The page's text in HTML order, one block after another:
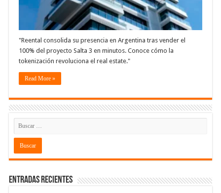
"Reental consolida su presencia en Argentina tras vender el
100% del proyecto Salta 3 en minutos. Conoce cómo la
tokenización revoluciona el real estate."
Read More »
Entradas recientes